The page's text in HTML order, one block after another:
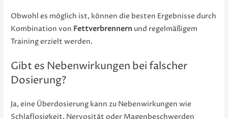
Obwohl es möglich ist, können die besten Ergebnisse durch
Kombination von Fettverbrennern und regelmäßigem
Training erzielt werden.
Gibt es Nebenwirkungen bei falscher
Dosierung?
Ja, eine Überdosierung kann zu Nebenwirkungen wie
Schlaflosigkeit, Nervosität oder Magenbeschwerden